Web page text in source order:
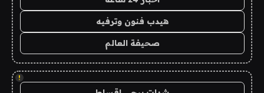
هيدب فنون وترفيه
صحيفة العالم
!